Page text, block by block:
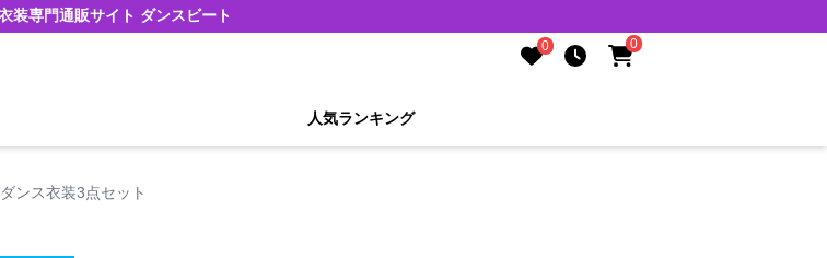
装専門通販サイト ダンスビート
0 0
人気ランキング
ンス衣装3点セット